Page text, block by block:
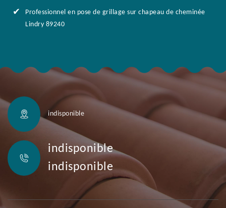
Professionnel en pose de grillage sur chapeau de cheminée
Lindry 89240
indisponible
indisponible
indisponible